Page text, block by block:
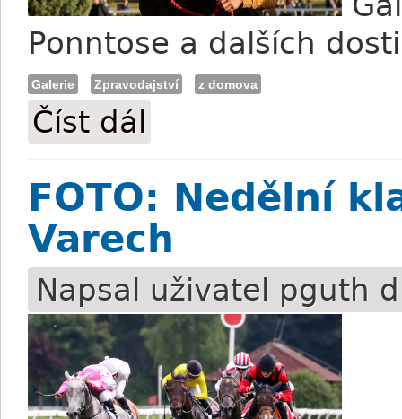
Ponntose a dalších
Galerie Zpravodajství z domova
Číst dál
FOTO: Nedělní
Varech
Napsal uživatel pguth